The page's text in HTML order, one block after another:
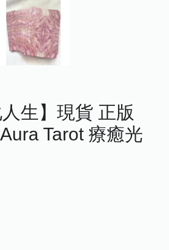
生】現貨 正版
Tarot 療癒光